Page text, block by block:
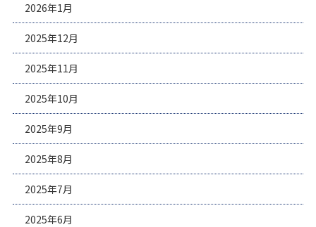
2026年1月
2025年12月
2025年11月
2025年10月
2025年9月
2025年8月
2025年7月
2025年6月